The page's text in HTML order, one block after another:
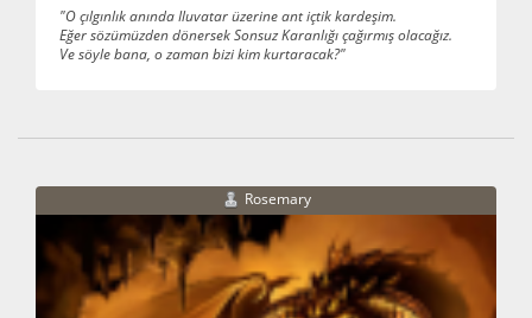
"O çılgınlık anında Iluvatar üzerine ant içtik kardeşim.
Eğer sözümüzden dönersek Sonsuz Karanlığı çağırmış olacağız.
Ve söyle bana, o zaman bizi kim kurtaracak?"
Rosemary